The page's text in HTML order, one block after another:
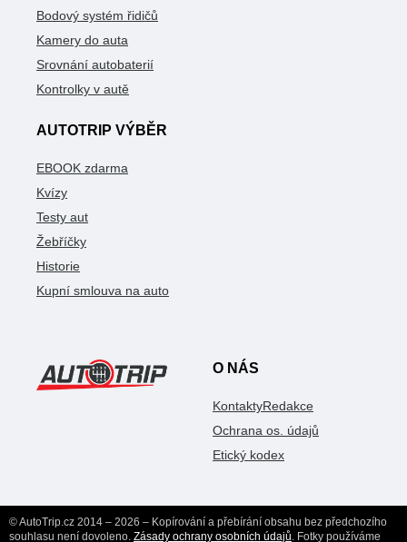
Bodový systém řidičů
Kamery do auta
Srovnání autobaterií
Kontrolky v autě
AUTOTRIP VÝBĚR
EBOOK zdarma
Kvízy
Testy aut
Žebříčky
Historie
Kupní smlouva na auto
O NÁS
KontaktyRedakce
Ochrana os. údajů
Etický kodex
© AutoTrip.cz 2014 – 2026 – Kopírování a přebírání obsahu bez předchozího
souhlasu není dovoleno. Zásady ochrany osobních údajů. Fotky používáme